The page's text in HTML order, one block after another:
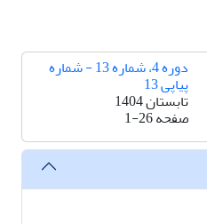
دوره 4، شماره 13 - شماره
پیاپی 13
تابستان 1404
صفحه1-26